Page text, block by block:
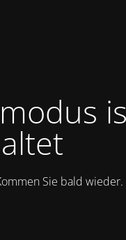
Sie bald wieder.